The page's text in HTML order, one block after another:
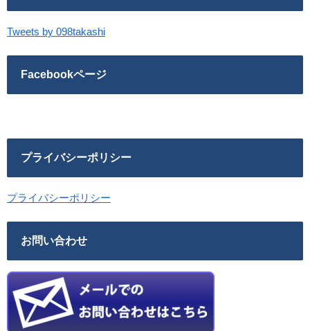
Tweets by 098takashi
Facebookページ
プライバシーポリシー
プライバシーポリシー
お問い合わせ